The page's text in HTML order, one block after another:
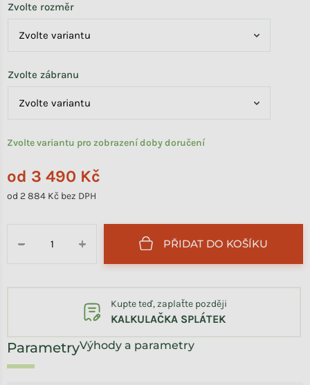
od 3 490 Kč
od 2 884 Kč bez DPH
Zvolte variantu pro zobrazení doby doručení
Zvolte rozměr
Zvolte zábranu
+
− PŘIDAT DO KOŠÍKU
Výhody a parametry
Kupte teď, zaplaťte později
KALKULAČKA SPLÁTEK